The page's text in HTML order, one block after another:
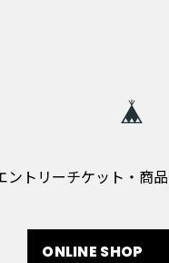
ントリーチケット・商
ONLINE SHOP